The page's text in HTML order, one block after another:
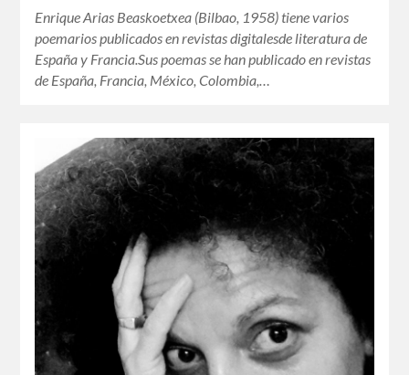
Enrique Arias Beaskoetxea (Bilbao, 1958) tiene varios
poemarios publicados en revistas digitalesde literatura de
España y Francia.Sus poemas se han publicado en revistas
de España, Francia, México, Colombia,…